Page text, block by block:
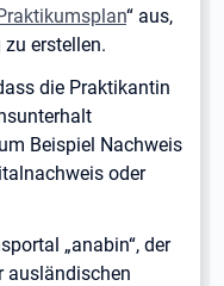
“ aus,
erstellen.
die Praktikantin
Beispiel Nachweis
oder
„anabin“, der
ausländischen